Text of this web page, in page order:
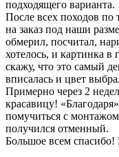
подходящего варианта.
После всех походов
на заказ под наши
обмерил, посчитал,
хотелось, и картинка в
скажу, что это самый
вписалась и цвет
Примерно через 2
красавицу!
помучиться с
получился отменный.
Большое всем